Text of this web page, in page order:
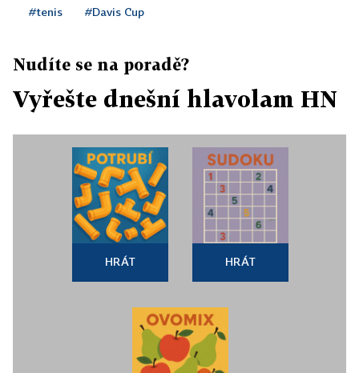
#tenis #Davis Cup
Nudíte se na poradě?
Vyřešte dnešní hlavolam HN
HRÁT HRÁT